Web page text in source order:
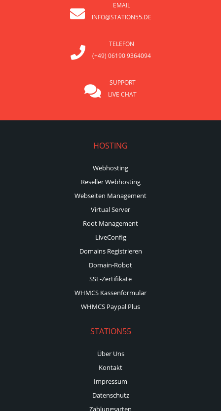
EMAIL
INFO@STATION55.DE
TELEFON
(+49) 06190 9364094
SUPPORT
LIVE CHAT
HOSTING
Webhosting
Reseller Webhosting
Webseiten Management
Virtual Server
Root Management
LiveConfig
Domains Registrieren
Domain-Robot
SSL-Zertifikate
WHMCS Kassenformular
WHMCS Paypal Plus
STATION55
Über Uns
Kontakt
Impressum
Datenschutz
Zahlungsarten